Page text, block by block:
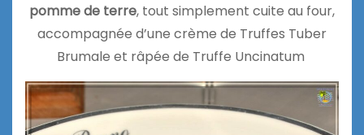
pomme de terre, tout simplement cuite au four,
accompagnée d’une crème de Truffes Tuber
Brumale et râpée de Truffe Uncinatum